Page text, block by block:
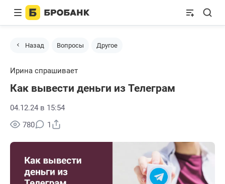
Назад Вопросы Другое
Ирина спрашивает
Как вывести деньги из Телеграм
04.12.24 в 15:54
780
1